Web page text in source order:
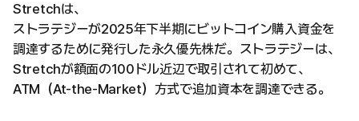
Stretchは、
ストラテジーが2025年下半期にビットコイン購入資金を
調達するために発行した永久優先株だ。ストラテジーは、
Stretchが額面の100ドル近辺で取引されて初めて、
ATM（At-the-Market）方式で追加資本を調達できる。